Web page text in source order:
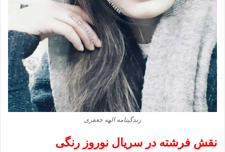
زندگینامه الهه جعفری
نقش فرشته در سریال نوروز رنگی